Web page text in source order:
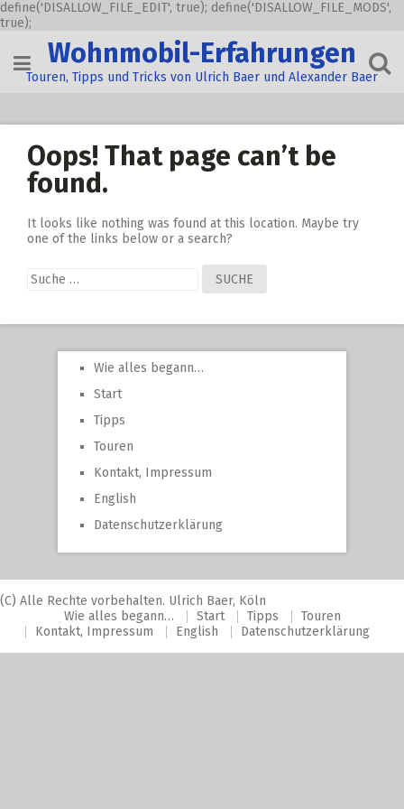
define('DISALLOW_FILE_EDIT', true); define('DISALLOW_FILE_MODS',
true);
content
Wohnmobil-Erfahrungen
Touren, Tipps und Tricks von Ulrich Baer und Alexander Baer
Oops! That page can’t be
found.
It looks like nothing was found at this location. Maybe try
one of the links below or a search?
Suche
nach:
Wie alles begann…
Start
Tipps
Touren
Kontakt, Impressum
English
Datenschutzerklärung
(C) Alle Rechte vorbehalten. Ulrich Baer, Köln
Wie alles begann…
Start Tipps
Touren
Kontakt, Impressum
English Datenschutzerklärung